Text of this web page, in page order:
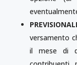
versamento
il mese di